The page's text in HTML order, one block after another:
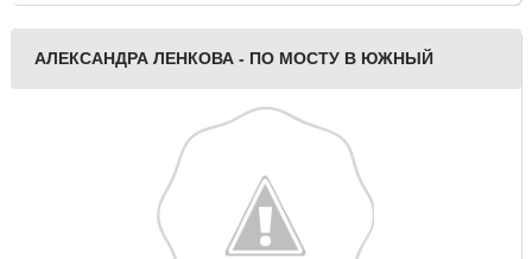
АЛЕКСАНДРА ЛЕНКОВА - ПО МОСТУ В ЮЖНЫЙ